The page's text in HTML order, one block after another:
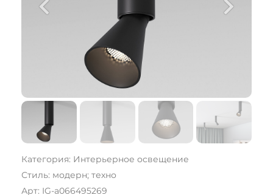
Категория: Интерьерное освещение
Стиль: модерн; техно
Арт: IG-a066495269